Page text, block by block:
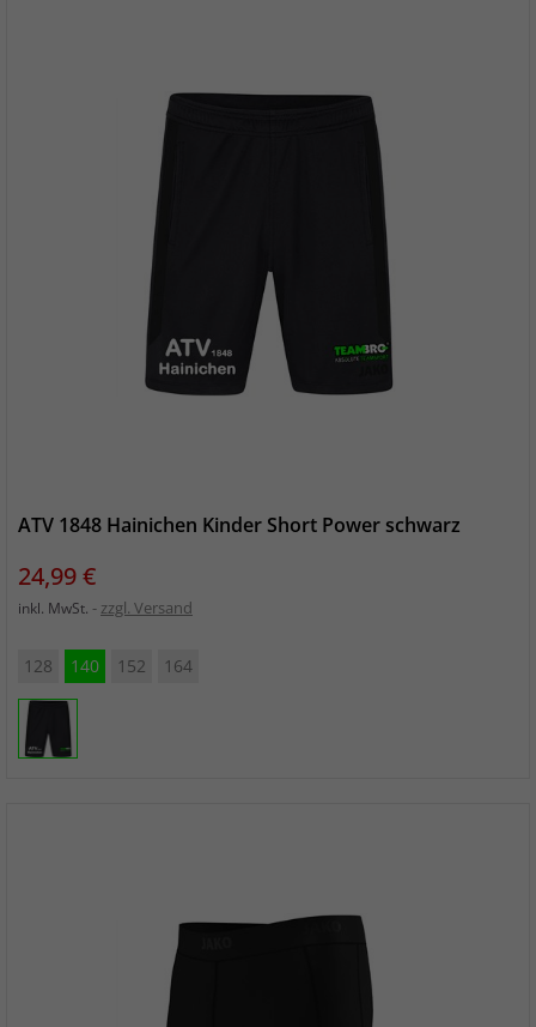
ATV 1848 Hainichen Kinder Short Power schwarz
Preis
24,99 €
inkl. MwSt. zzgl. Versand
128 140 152 164